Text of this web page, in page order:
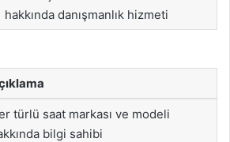
hakkında danışmanlık hizmeti
türlü saat markası ve modeli
bilgi sahibi